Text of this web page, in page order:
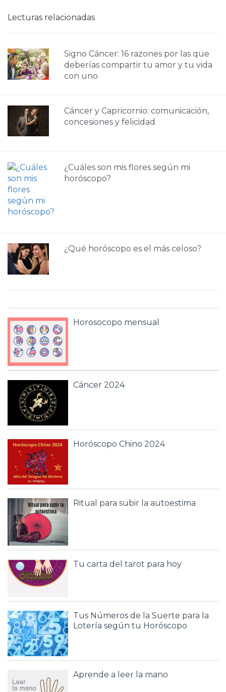
Lecturas relacionadas
Signo Cáncer: 16 razones por las que
deberías compartir tu amor y tu vida
con uno
Cáncer y Capricornio: comunicación,
concesiones y felicidad
¿Cuáles son mis flores según mi
horóscopo?
¿Qué horóscopo es el más celoso?
Horosocopo mensual
Cáncer 2024
Horóscopo Chino 2024
Ritual para subir la autoestima
Tu carta del tarot para hoy
Tus Números de la Suerte para la
Lotería según tu Horóscopo
Aprende a leer la mano